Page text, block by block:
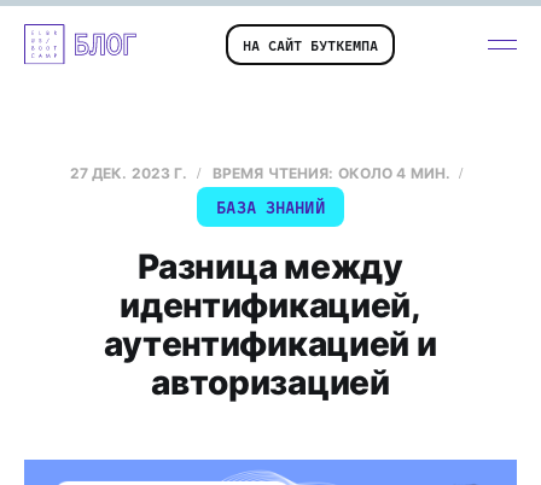
НА САЙТ БУТКЕМПА
27 ДЕК. 2023 Г. ВРЕМЯ ЧТЕНИЯ: ОКОЛО 4 МИН.
БАЗА ЗНАНИЙ
Разница между
идентификацией,
аутентификацией и
авторизацией